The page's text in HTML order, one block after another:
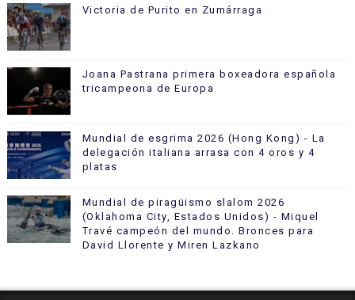
Victoria de Purito en Zumárraga
Joana Pastrana primera boxeadora española
tricampeona de Europa
Mundial de esgrima 2026 (Hong Kong) - La
delegación italiana arrasa con 4 oros y 4
platas
Mundial de piragüismo slalom 2026
(Oklahoma City, Estados Unidos) - Miquel
Travé campeón del mundo. Bronces para
David Llorente y Miren Lazkano